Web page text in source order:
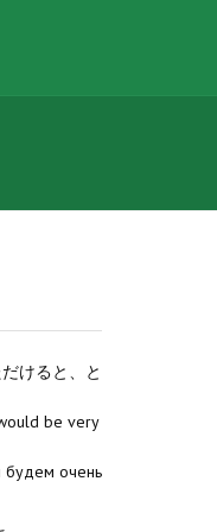
けると、と
be very
будем очень